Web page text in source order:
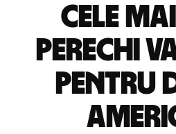
Cele
perechi
pentru